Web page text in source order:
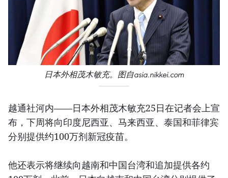
日本外相茂木敏充。图自asia.nikkei.com
越通社河内——日本外相茂木敏充25日在记者会上宣
布，下周将向印度尼西亚、马来西亚、泰国和菲律宾
分别提供约100万剂新冠疫苗。
他还表示将继续向越南和中国台湾和追加提供各约